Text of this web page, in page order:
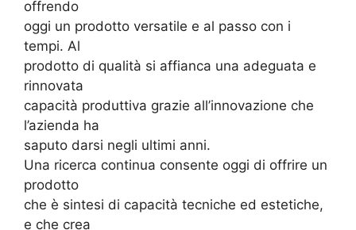
offrendo
oggi un prodotto versatile e al passo con i
tempi. Al
prodotto di qualità si affianca una adeguata e
rinnovata
capacità produttiva grazie all’innovazione che
l’azienda ha
saputo darsi negli ultimi anni.
Una ricerca continua consente oggi di offrire un
prodotto
che è sintesi di capacità tecniche ed estetiche,
e che crea